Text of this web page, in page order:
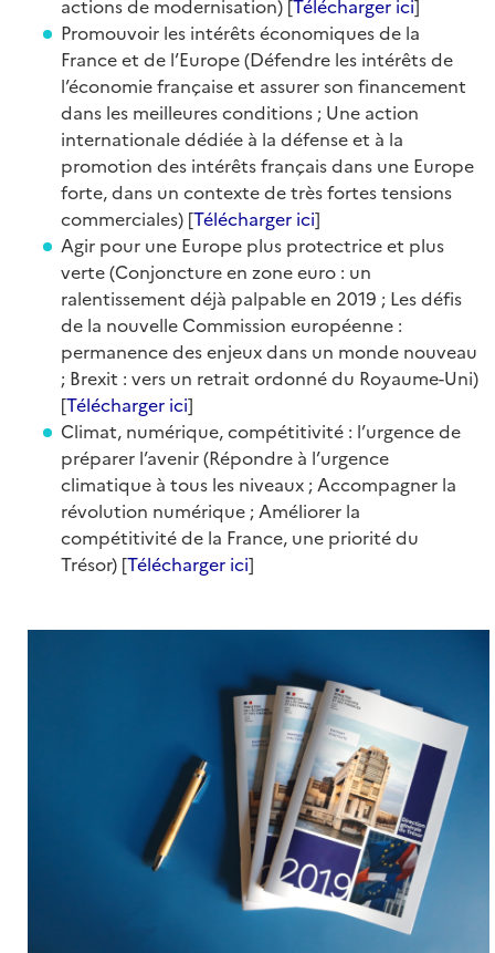
actions de modernisation) [Télécharger ici]
Promouvoir les intérêts économiques de la
France et de l’Europe (Défendre les intérêts de
l’économie française et assurer son financement
dans les meilleures conditions ; Une action
internationale dédiée à la défense et à la
promotion des intérêts français dans une Europe
forte, dans un contexte de très fortes tensions
commerciales) [Télécharger ici]
Agir pour une Europe plus protectrice et plus
verte (Conjoncture en zone euro : un
ralentissement déjà palpable en 2019 ; Les défis
de la nouvelle Commission européenne :
permanence des enjeux dans un monde nouveau
; Brexit : vers un retrait ordonné du Royaume-Uni)
[Télécharger ici]
Climat, numérique, compétitivité : l’urgence de
préparer l’avenir (Répondre à l’urgence
climatique à tous les niveaux ; Accompagner la
révolution numérique ; Améliorer la
compétitivité de la France, une priorité du
Trésor) [Télécharger ici]